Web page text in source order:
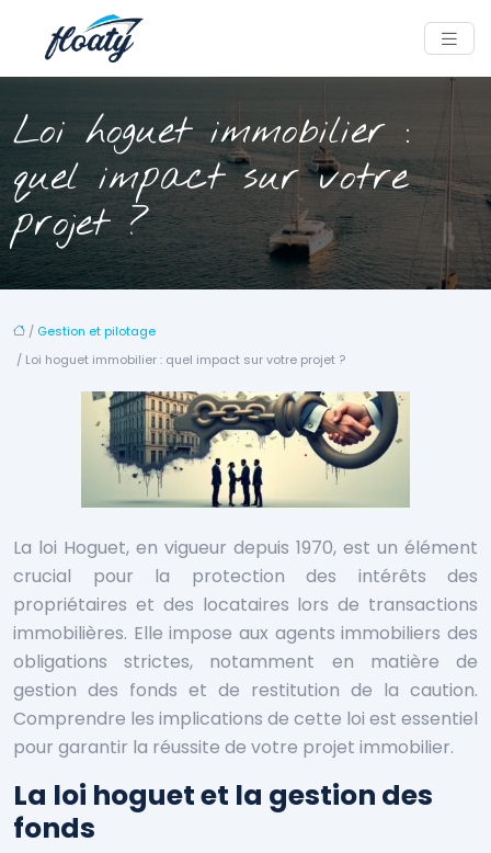
Loi hoguet immobilier :
quel impact sur votre
projet ?
/ Gestion et pilotage
/ Loi hoguet immobilier : quel impact sur votre projet ?
La loi Hoguet, en vigueur depuis 1970, est un élément
crucial pour la protection des intérêts des
propriétaires et des locataires lors de transactions
immobilières. Elle impose aux agents immobiliers des
obligations strictes, notamment en matière de
gestion des fonds et de restitution de la caution.
Comprendre les implications de cette loi est essentiel
pour garantir la réussite de votre projet immobilier.
La loi hoguet et la gestion des
fonds